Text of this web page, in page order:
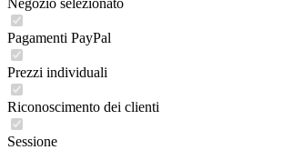
Negozio selezionato
Pagamenti PayPal
Prezzi individuali
Riconoscimento dei clienti
Sessione